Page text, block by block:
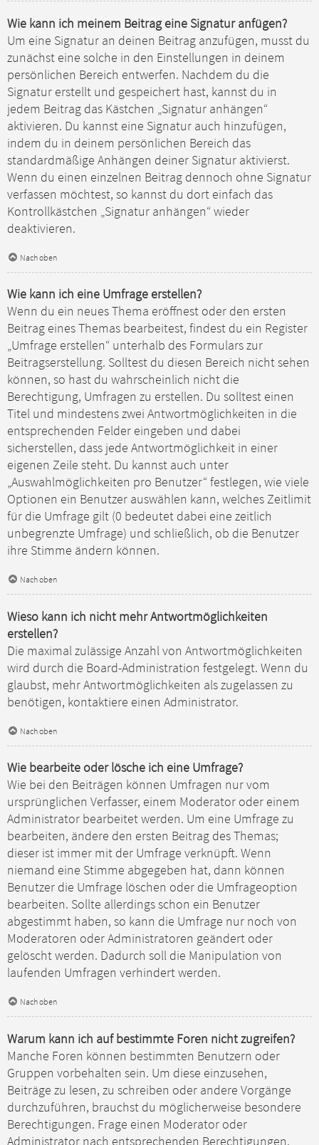
Wie kann ich meinem Beitrag eine Signatur anfügen?
Um eine Signatur an deinen Beitrag anzufügen, musst du
zunächst eine solche in den Einstellungen in deinem
persönlichen Bereich entwerfen. Nachdem du die
Signatur erstellt und gespeichert hast, kannst du in
jedem Beitrag das Kästchen „Signatur anhängen“
aktivieren. Du kannst eine Signatur auch hinzufügen,
indem du in deinem persönlichen Bereich das
standardmäßige Anhängen deiner Signatur aktivierst.
Wenn du einen einzelnen Beitrag dennoch ohne Signatur
verfassen möchtest, so kannst du dort einfach das
Kontrollkästchen „Signatur anhängen“ wieder
deaktivieren.
Nach oben
Wie kann ich eine Umfrage erstellen?
Wenn du ein neues Thema eröffnest oder den ersten
Beitrag eines Themas bearbeitest, findest du ein Register
„Umfrage erstellen“ unterhalb des Formulars zur
Beitragserstellung. Solltest du diesen Bereich nicht sehen
können, so hast du wahrscheinlich nicht die
Berechtigung, Umfragen zu erstellen. Du solltest einen
Titel und mindestens zwei Antwortmöglichkeiten in die
entsprechenden Felder eingeben und dabei
sicherstellen, dass jede Antwortmöglichkeit in einer
eigenen Zeile steht. Du kannst auch unter
„Auswahlmöglichkeiten pro Benutzer“ festlegen, wie viele
Optionen ein Benutzer auswählen kann, welches Zeitlimit
für die Umfrage gilt (0 bedeutet dabei eine zeitlich
unbegrenzte Umfrage) und schließlich, ob die Benutzer
ihre Stimme ändern können.
Nach oben
Wieso kann ich nicht mehr Antwortmöglichkeiten
erstellen?
Die maximal zulässige Anzahl von Antwortmöglichkeiten
wird durch die Board-Administration festgelegt. Wenn du
glaubst, mehr Antwortmöglichkeiten als zugelassen zu
benötigen, kontaktiere einen Administrator.
Nach oben
Wie bearbeite oder lösche ich eine Umfrage?
Wie bei den Beiträgen können Umfragen nur vom
ursprünglichen Verfasser, einem Moderator oder einem
Administrator bearbeitet werden. Um eine Umfrage zu
bearbeiten, ändere den ersten Beitrag des Themas;
dieser ist immer mit der Umfrage verknüpft. Wenn
niemand eine Stimme abgegeben hat, dann können
Benutzer die Umfrage löschen oder die Umfrageoption
bearbeiten. Sollte allerdings schon ein Benutzer
abgestimmt haben, so kann die Umfrage nur noch von
Moderatoren oder Administratoren geändert oder
gelöscht werden. Dadurch soll die Manipulation von
laufenden Umfragen verhindert werden.
Nach oben
Warum kann ich auf bestimmte Foren nicht zugreifen?
Manche Foren können bestimmten Benutzern oder
Gruppen vorbehalten sein. Um diese einzusehen,
Beiträge zu lesen, zu schreiben oder andere Vorgänge
durchzuführen, brauchst du möglicherweise besondere
Berechtigungen. Frage einen Moderator oder
Administrator nach entsprechenden Berechtigungen.